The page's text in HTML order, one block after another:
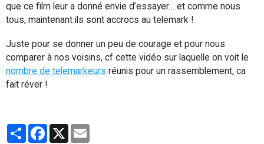
que ce film leur a donné envie d’essayer… et comme nous
tous, maintenant ils sont accrocs au telemark !
Juste pour se donner un peu de courage et pour nous
comparer à nos voisins, cf cette vidéo sur laquelle on voit le
nombre de telemarkeurs réunis pour un rassemblement, ca
fait réver !
PartagerFacebook
X